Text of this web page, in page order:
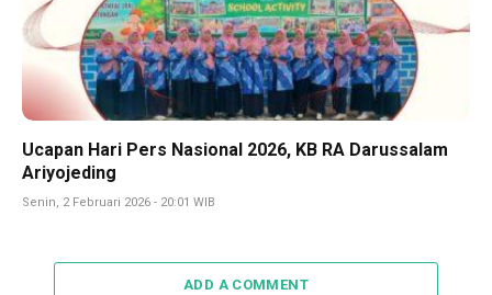
Ucapan Hari Pers Nasional 2026, KB RA Darussalam
Ariyojeding
Senin, 2 Februari 2026 - 20:01 WIB
ADD A COMMENT